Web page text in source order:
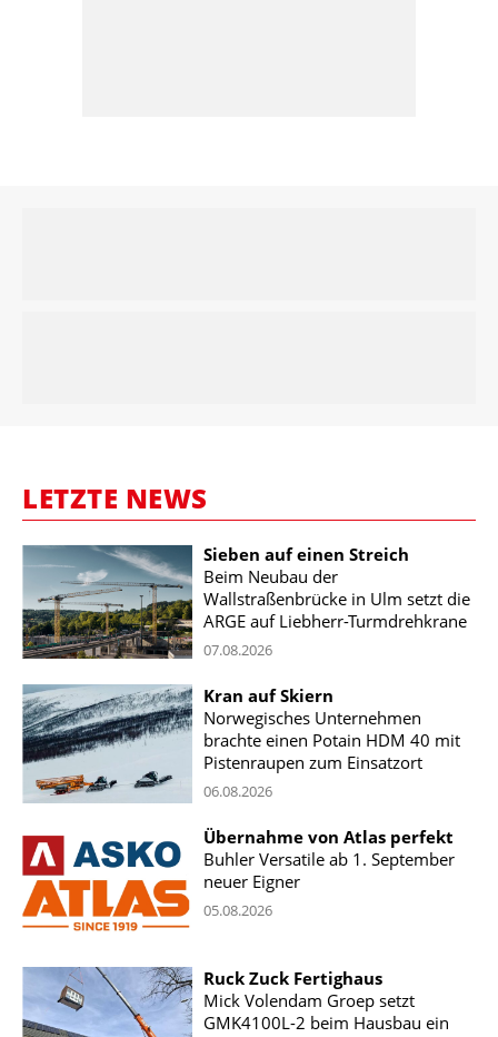
LETZTE NEWS
Sieben auf einen Streich
Beim Neubau der
Wallstraßenbrücke in Ulm setzt die
ARGE auf Liebherr-Turmdrehkrane
07.08.2026
Kran auf Skiern
Norwegisches Unternehmen
brachte einen Potain HDM 40 mit
Pistenraupen zum Einsatzort
06.08.2026
Übernahme von Atlas perfekt
Buhler Versatile ab 1. September
neuer Eigner
05.08.2026
Ruck Zuck Fertighaus
Mick Volendam Groep setzt
GMK4100L-2 beim Hausbau ein